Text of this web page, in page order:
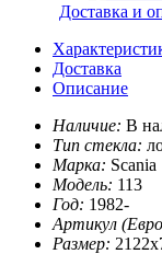
Доставка и
Доставка
Описание
Наличие: В
Тип стекла:
Марка: Scania
Модель: 113
Год: 1982-
Артикул
Размер: